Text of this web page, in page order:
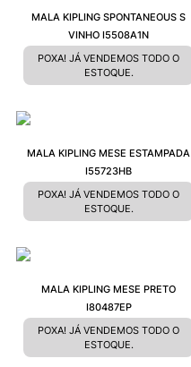
MALA KIPLING SPONTANEOUS S
VINHO I5508A1N
POXA! JÁ VENDEMOS TODO O
ESTOQUE.
MALA KIPLING MESE ESTAMPADA
I55723HB
POXA! JÁ VENDEMOS TODO O
ESTOQUE.
MALA KIPLING MESE PRETO
I80487EP
POXA! JÁ VENDEMOS TODO O
ESTOQUE.